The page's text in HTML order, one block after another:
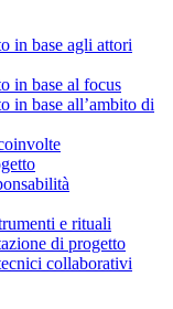
in base agli attori
in base al focus
in base all’ambito di
e rituali
di progetto
collaborativi